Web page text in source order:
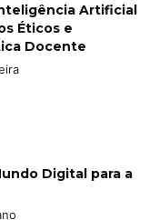
Artificial
Éticos e
Docente
Digital para a